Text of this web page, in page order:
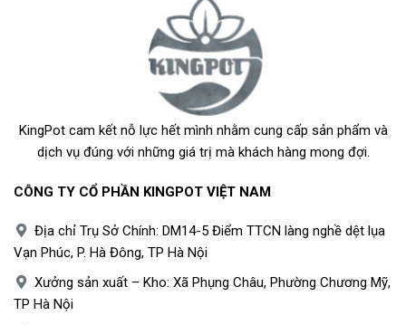
KingPot cam kết nỗ lực hết mình nhằm cung cấp sản phẩm và
dịch vụ đúng với những giá trị mà khách hàng mong đợi.
CÔNG TY CỔ PHẦN KINGPOT VIỆT NAM
Địa chỉ Trụ Sở Chính: DM14-5 Điểm TTCN làng nghề dệt lụa
Vạn Phúc, P. Hà Đông, TP Hà Nội
Xưởng sản xuất – Kho: Xã Phụng Châu, Phường Chương Mỹ,
TP Hà Nội